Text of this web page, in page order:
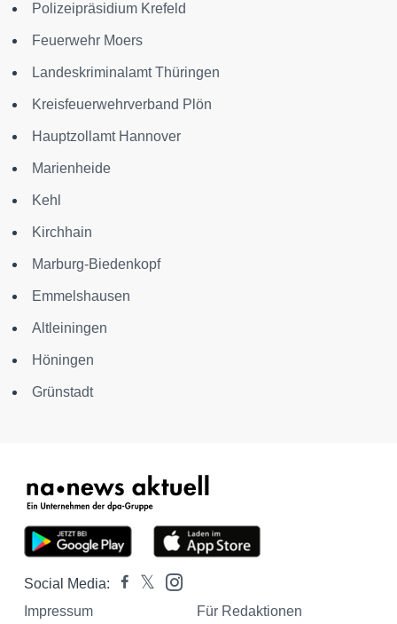
Polizeipräsidium Krefeld
Feuerwehr Moers
Landeskriminalamt Thüringen
Kreisfeuerwehrverband Plön
Hauptzollamt Hannover
Marienheide
Kehl
Kirchhain
Marburg-Biedenkopf
Emmelshausen
Altleiningen
Höningen
Grünstadt
Social Media:
Impressum
Für Redaktionen